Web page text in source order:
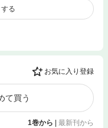
る
お気に入り登録
て買う
1巻から | 最新刊から